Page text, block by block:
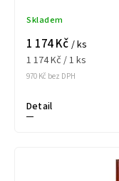
Skladem
970 Kč bez DPH
1 174 Kč / ks
1 174 Kč / 1 ks
Detail